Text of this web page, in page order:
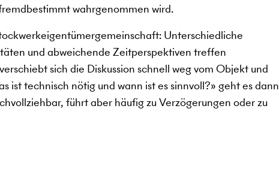
wahrgenommen wird.
Unterschiedliche
und abweichende Zeitperspektiven treffen
sich die Diskussion schnell weg vom Objekt und
ist technisch nötig und wann ist es sinnvoll?» geht es dann
führt aber häufig zu Verzögerungen oder zu